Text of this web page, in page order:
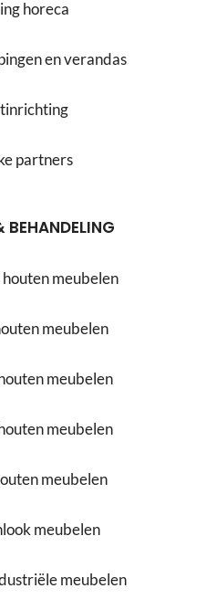
horeca
en verandas
partners
BEHANDELING
meubelen
meubelen
meubelen
meubelen
meubelen
meubelen
meubelen